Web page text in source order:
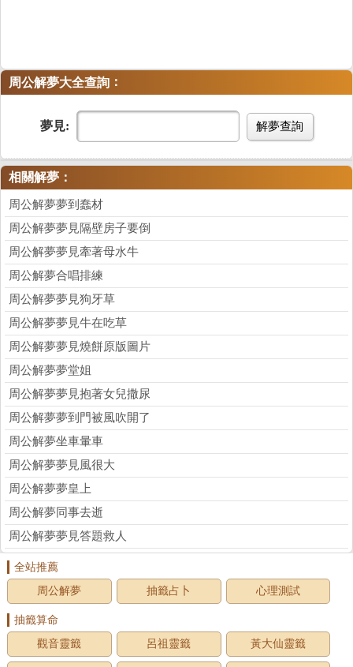
周公解夢大全查詢 ：
夢見: 解夢查詢
相關解夢：
周公解夢夢到蠢材
周公解夢夢見隔壁房子要倒
周公解夢夢見牽著母水牛
周公解夢合唱排練
周公解夢夢見狗牙草
周公解夢夢見牛在吃草
周公解夢夢見燒餅原版圖片
周公解夢夢堂姐
周公解夢夢見抱著女兒撒尿
周公解夢夢到門被風吹開了
周公解夢坐車暈車
周公解夢夢見風很大
周公解夢夢皇上
周公解夢同事去逝
周公解夢夢見答題救人
全站推薦
周公解夢
抽籤占卜 心理測試
抽籤算命
觀音靈籤
呂祖靈籤 黃大仙靈籤